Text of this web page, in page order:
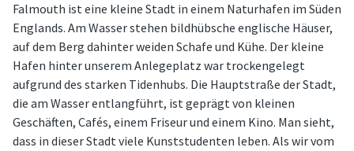
Falmouth ist eine kleine Stadt in einem Naturhafen im Süden
Englands. Am Wasser stehen bildhübsche englische Häuser,
auf dem Berg dahinter weiden Schafe und Kühe. Der kleine
Hafen hinter unserem Anlegeplatz war trockengelegt
aufgrund des starken Tidenhubs. Die Hauptstraße der Stadt,
die am Wasser entlangführt, ist geprägt von kleinen
Geschäften, Cafés, einem Friseur und einem Kino. Man sieht,
dass in dieser Stadt viele Kunststudenten leben. Als wir vom